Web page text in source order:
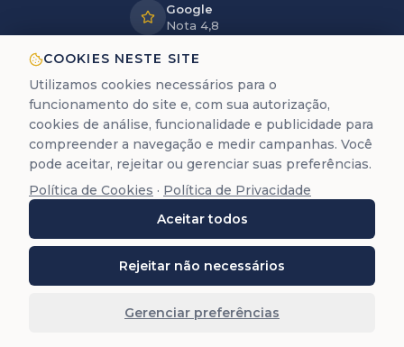
Google
Nota 4,8
LGPD
protegidos
12+ anos
de experiência
A Trastevere é uma empresa de assessoria documental
para cidadania europeia. Não prestamos serviços
jurídicos de advocacia (Lei 8.906/94).
Trastevere Cidadanias. Todos os direitos
reservados. O conteúdo deste site (textos, imagens,
Reprodução total ou parcial é proibida sem autorização
COOKIES NESTE SITE
Utilizamos cookies necessários para o
funcionamento do site e, com sua autorização,
cookies de análise, funcionalidade e publicidade para
compreender a navegação e medir campanhas. Você
pode aceitar, rejeitar ou gerenciar suas preferências.
Política de Cookies · Política de Privacidade
Aceitar todos
Rejeitar não necessários
Gerenciar preferências